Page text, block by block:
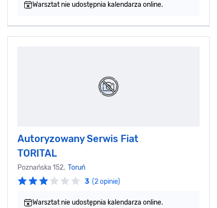
Warsztat nie udostępnia kalendarza online.
Autoryzowany Serwis Fiat
TORITAL
Poznańska 152, Toruń
3 (2 opinie)
Warsztat nie udostępnia kalendarza online.